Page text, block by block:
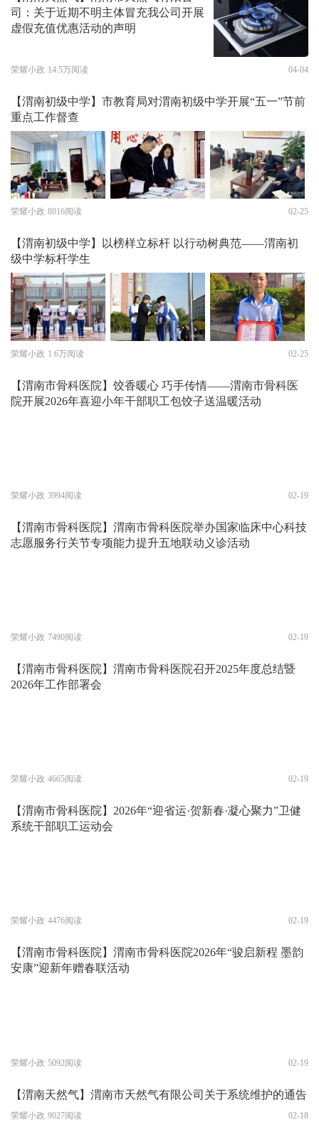
司：关于近期不明主体冒充我公司开展
虚假充值优惠活动的声明
荣耀小政 14.5万阅读 04-04
【渭南初级中学】市教育局对渭南初级中学开展“五一”节前
重点工作督查
荣耀小政 8016阅读 02-25
【渭南初级中学】以榜样立标杆 以行动树典范——渭南初
级中学标杆学生
荣耀小政 1.6万阅读 02-25
【渭南市骨科医院】饺香暖心 巧手传情——渭南市骨科医
院开展2026年喜迎小年干部职工包饺子送温暖活动
荣耀小政 3994阅读 02-19
【渭南市骨科医院】渭南市骨科医院举办国家临床中心科技
志愿服务行关节专项能力提升五地联动义诊活动
荣耀小政 7490阅读 02-19
【渭南市骨科医院】渭南市骨科医院召开2025年度总结暨
2026年工作部署会
荣耀小政 4665阅读 02-19
【渭南市骨科医院】2026年“迎省运·贺新春·凝心聚力”卫健
系统干部职工运动会
荣耀小政 4476阅读 02-19
【渭南市骨科医院】渭南市骨科医院2026年“骏启新程 墨韵
安康”迎新年赠春联活动
荣耀小政 5092阅读 02-19
【渭南天然气】渭南市天然气有限公司关于系统维护的通告
荣耀小政 9027阅读 02-18